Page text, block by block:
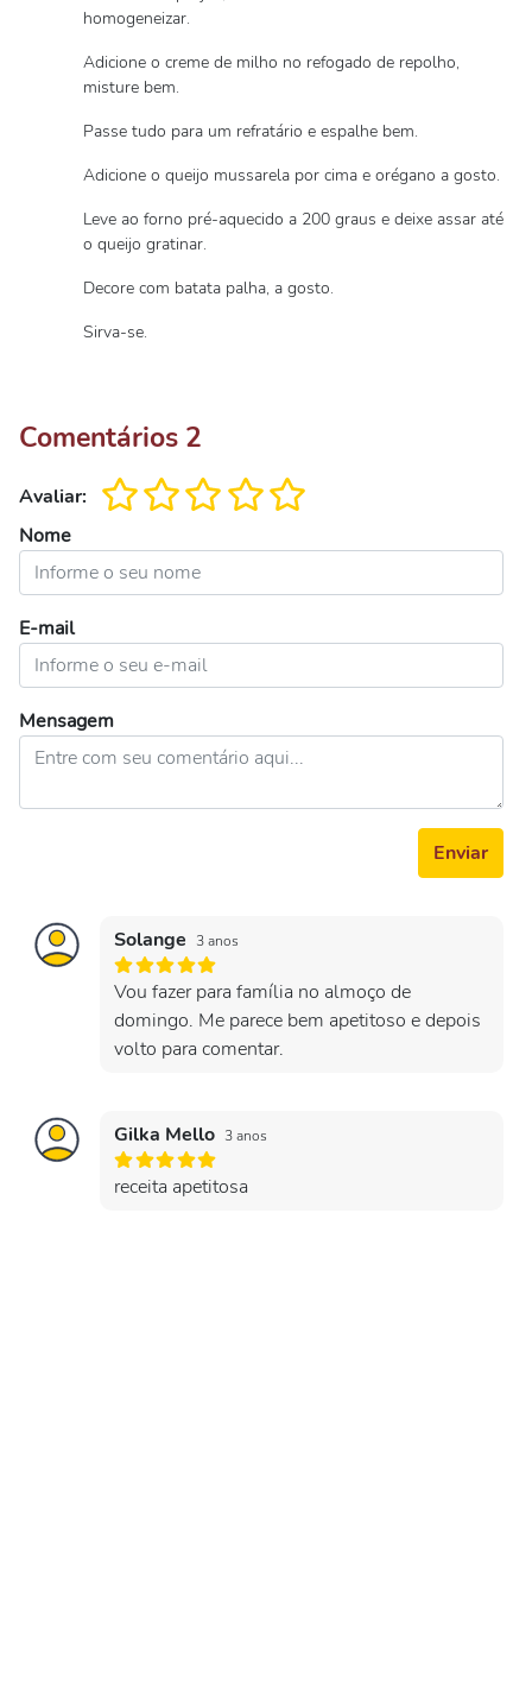
homogeneizar.
Adicione o creme de milho no refogado de repolho,
misture bem.
Passe tudo para um refratário e espalhe bem.
Adicione o queijo mussarela por cima e orégano a gosto.
Leve ao forno pré-aquecido a 200 graus e deixe assar até
o queijo gratinar.
Decore com batata palha, a gosto.
Sirva-se.
Comentários 2
Avaliar:
Nome
E-mail
Mensagem
Enviar
Solange 3 anos
Vou fazer para família no almoço de
domingo. Me parece bem apetitoso e depois
volto para comentar.
Gilka Mello 3 anos
receita apetitosa